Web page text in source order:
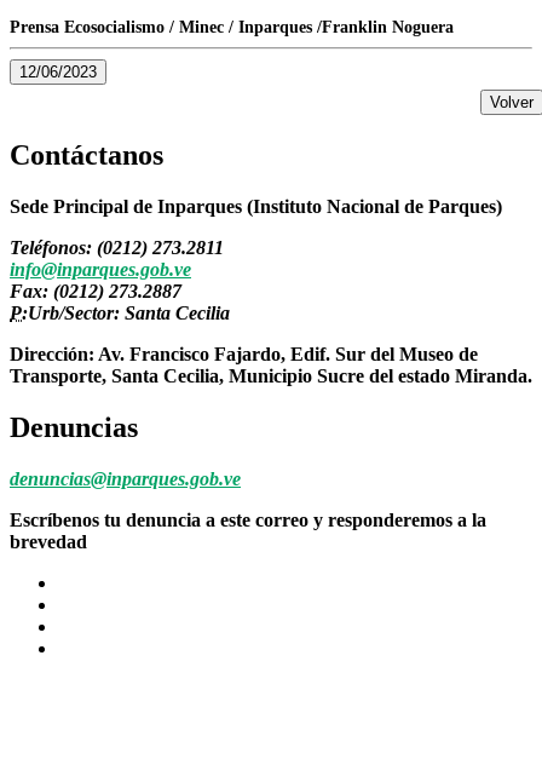
Prensa Ecosocialismo / Minec / Inparques /Franklin Noguera
12/06/2023
Volver
Contáctanos
Sede Principal de Inparques (Instituto Nacional de Parques)
Teléfonos: (0212) 273.2811
info@inparques.gob.ve
Fax: (0212) 273.2887
P:Urb/Sector: Santa Cecilia
Dirección: Av. Francisco Fajardo, Edif. Sur del Museo de
Transporte, Santa Cecilia, Municipio Sucre del estado Miranda.
Denuncias
denuncias@inparques.gob.ve
Escríbenos tu denuncia a este correo y responderemos a la
brevedad